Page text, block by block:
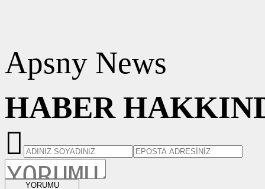
Apsny News
HABER
YORUMU